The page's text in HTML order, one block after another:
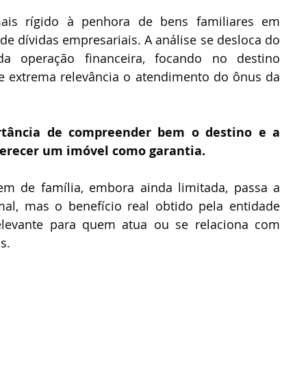
rígido à penhora de bens familiares em
dívidas empresariais. A análise se desloca do
operação financeira, focando no destino
extrema relevância o atendimento do ônus da
de compreender bem o destino e a
um imóvel como garantia.
de família, embora ainda limitada, passa a
mas o benefício real obtido pela entidade
para quem atua ou se relaciona com